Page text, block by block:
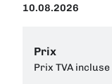
10.08.2026
Prix
Prix TVA incluse